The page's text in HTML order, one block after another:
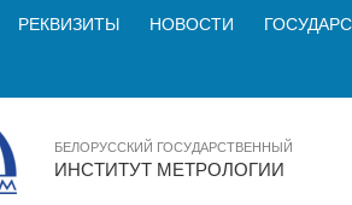
РЕКВИЗИТЫ НОВОСТИ
БЕЛОРУССКИЙ ГОСУДАРСТВЕННЫЙ
ИНСТИТУТ МЕТРОЛОГИИ